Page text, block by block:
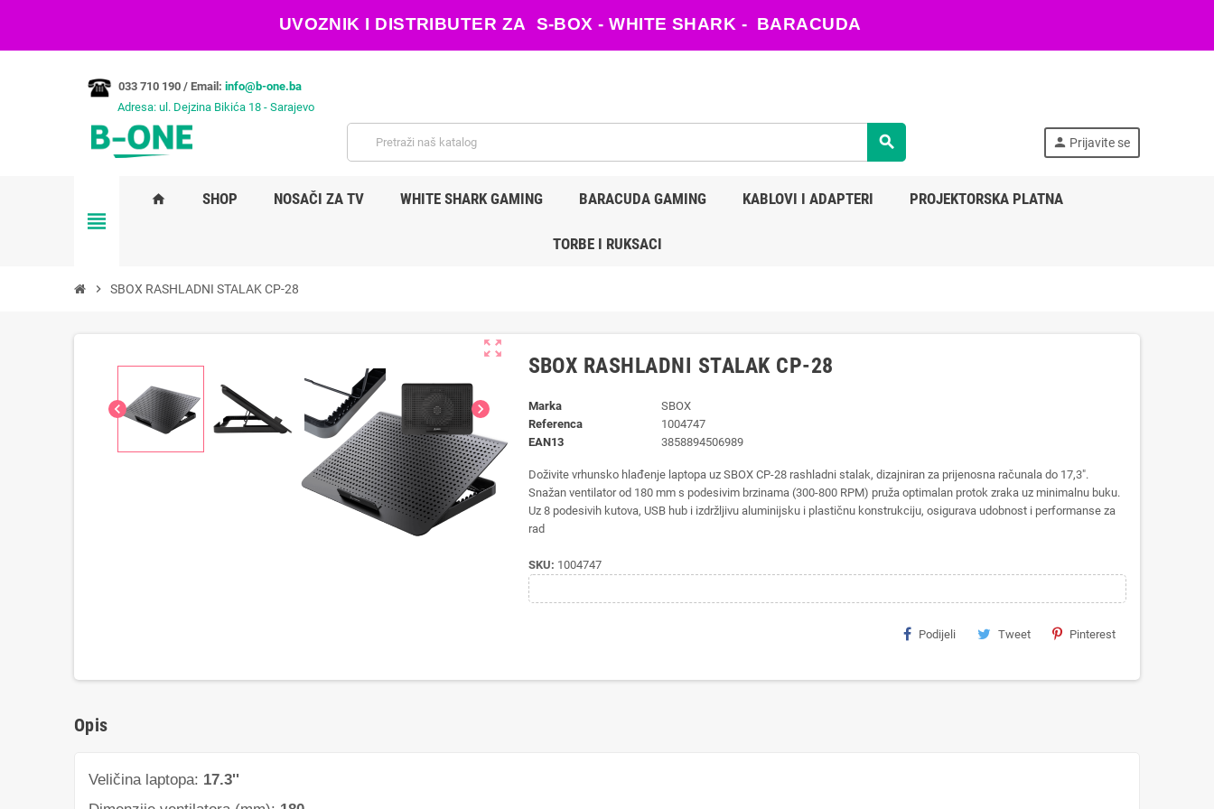
UVOZNIK I DISTRIBUTER ZA S-BOX - WHITE SHARK - BARACUDA
033 710 190 / Email: info@b-one.ba
Adresa: ul. Dejzina Bikića 18 - Sarajevo
search person Prijavite se
view_headline
home SHOP NOSAČI ZA TV WHITE SHARK GAMING BARACUDA GAMING KABLOVI I ADAPTERI PROJEKTORSKA PLATNA
TORBE I RUKSACI
chevron_right SBOX RASHLADNI STALAK CP-28
zoom_out_map
chevron_left chevron_right
SBOX RASHLADNI STALAK CP-28
Marka
SBOX
Referenca
1004747
EAN13
3858894506989
Doživite vrhunsko hlađenje laptopa uz SBOX CP-28 rashladni stalak, dizajniran za prijenosna računala do 17,3".
Snažan ventilator od 180 mm s podesivim brzinama (300-800 RPM) pruža optimalan protok zraka uz minimalnu buku.
Uz 8 podesivih kutova, USB hub i izdržljivu aluminijsku i plastičnu konstrukciju, osigurava udobnost i performanse za
rad
SKU: 1004747
Podijeli Tweet Pinterest
Opis
Veličina laptopa: 17.3''